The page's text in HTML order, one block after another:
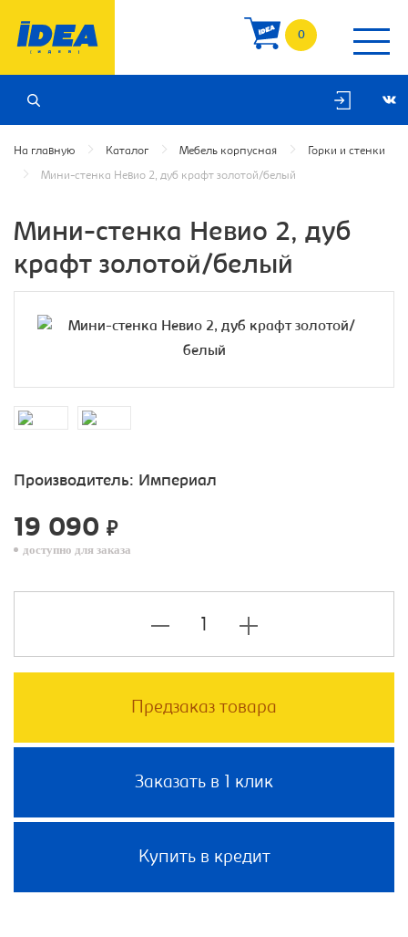
0
На главную Каталог Мебель корпусная Горки и стенки
Мини-стенка Невио 2, дуб крафт золотой/белый
Мини-стенка Невио 2, дуб
крафт золотой/белый
Производитель: Империал
19 090 ₽
доступно для заказа
Предзаказ товара
Заказать в 1 клик
Купить в кредит